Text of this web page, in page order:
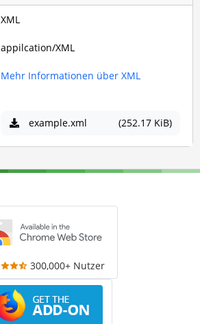
XML
appilcation/XML
Mehr Informationen über XML
example.xml (252.17 KiB)
300,000+ Nutzer